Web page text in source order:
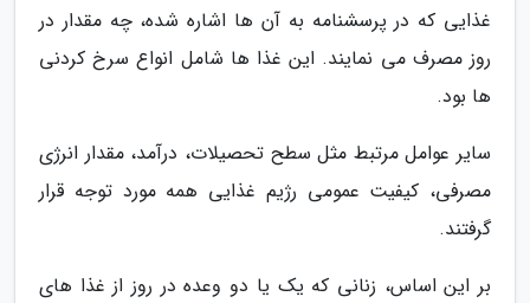
غذایی که در پرسشنامه به آن ها اشاره شده، چه مقدار در
روز مصرف می نمایند. این غذا ها شامل انواع سرخ کردنی
ها بود.
سایر عوامل مرتبط مثل سطح تحصیلات، درآمد، مقدار انرژی
مصرفی، کیفیت عمومی رژیم غذایی همه مورد توجه قرار
گرفتند.
بر این اساس، زنانی که یک یا دو وعده در روز از غذا های